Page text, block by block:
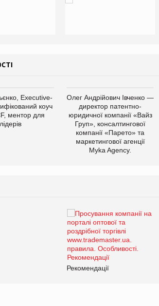
Executive-
коуч
ментор для
лідерів
Олег Андрійович Івченко —
директор патентно-
юридичної компанії «Вайз
Груп», консалтингової
компанії «Парето» та
маркетингової агенції
Myka Agency.
Рекомендації